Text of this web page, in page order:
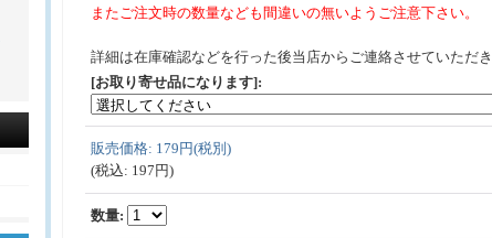
またご注文時の数量なども間違いの無いようご注意下さい。
詳細は在庫確認などを行った後当店からご連絡させていただき
[お取り寄せ品になります]:
販売価格: 179円(税別)
(税込: 197円)
数量: